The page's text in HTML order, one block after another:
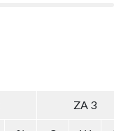
ZA 3
ZA 3